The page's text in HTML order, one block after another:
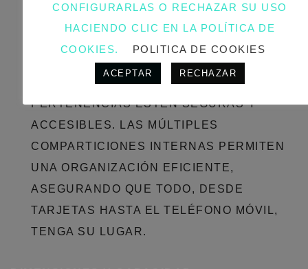
EQUIPADA CON CREMALLERAS SUAVES Y
RESISTENTES, GARANTIZA QUE TUS
PERTENENCIAS ESTÉN SEGURAS Y
ACCESIBLES. LAS MÚLTIPLES
COMPARTICIONES INTERNAS PERMITEN
UNA ORGANIZACIÓN EFICIENTE,
ASEGURANDO QUE TODO, DESDE
TARJETAS HASTA EL TELÉFONO MÓVIL,
TENGA SU LUGAR.
CONFIGURARLAS O RECHAZAR SU USO
HACIENDO CLIC EN LA POLÍTICA DE
COOKIES.
POLITICA DE COOKIES
ACEPTAR RECHAZAR